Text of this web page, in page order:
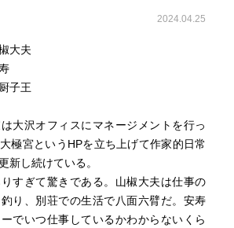
。
担当分ですが、ゲームとの係わり方や
んかが結構延々と書かれていて、ゲー
読んでいて大沢、京極の担当分に輪を
力があり、PS2が絶頂を迎えようとして
が本当に盛り上がっていた時期で、さ
るタイトルも頻出(ICOやらワイルドア
ともあってとても楽しく読み終えること
り作者がノベライズを手がけることに
2024.04.25
大夫
子王
大沢オフィスにマネージメントを行っ
極宮というHPを立ち上げて作家的日常
新し続けている。
すぎて驚きである。山椒大夫は仕事の
り、別荘での生活で八面六臂だ。安寿
でいつ仕事しているかわからないくら